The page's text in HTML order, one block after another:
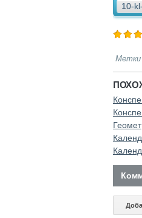
10-
Метки